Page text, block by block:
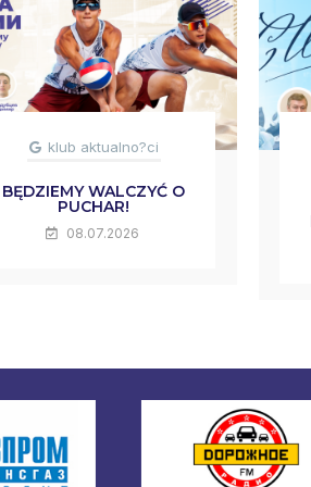
klub aktualno?ci
BĘDZIEMY WALCZYĆ O
PUCHAR!
08.07.2026